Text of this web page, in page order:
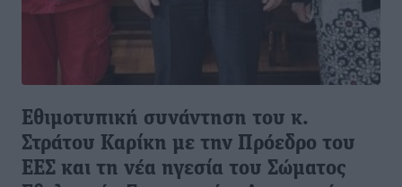
Εθιμοτυπική συνάντηση του κ.
Στράτου Καρίκη με την Πρόεδρο του
ΕΕΣ και τη νέα ηγεσία του Σώματος